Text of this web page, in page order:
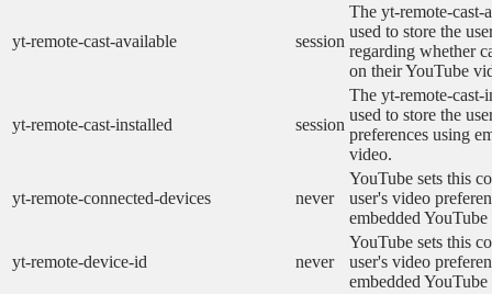
yt-remote-cast-available session
The yt-remote-cast-
used to store the
regarding whether
on their YouTube
yt-remote-cast-installed session
The yt-remote-cast-
used to store the
preferences using
video.
yt-remote-connected-devices never
YouTube sets this
user's video
embedded
yt-remote-device-id never
YouTube sets this
user's video
embedded